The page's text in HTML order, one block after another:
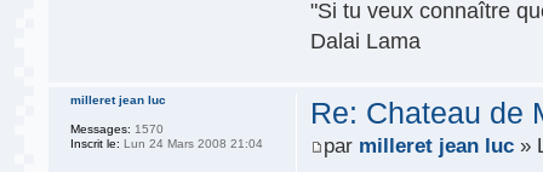
"Si tu veux connaître
Dalai Lama
Re: Chateau de
par milleret jean luc »
milleret jean luc
Messages: 1570
Inscrit le: Lun 24 Mars 2008 21:04